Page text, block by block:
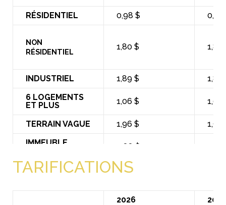
RÉSIDENTIEL 0,98 $
NON
RÉSIDENTIEL
1,80 $
INDUSTRIEL 1,89 $
1,89
6 LOGEMENTS
ET PLUS
1,06 $ 1,06
TERRAIN VAGUE 1,96 $
1,96
IMMEUBLE
0,88 $
TARIFICATIONS
2026
2025